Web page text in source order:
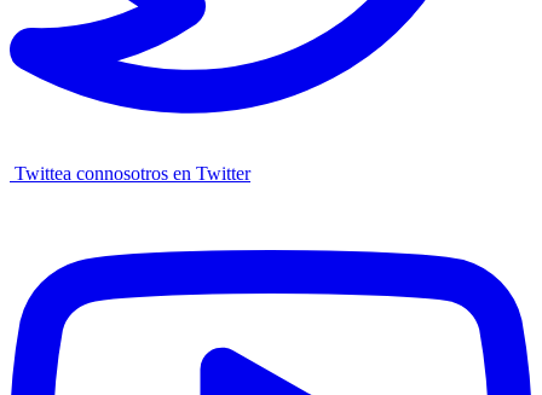
Twittea connosotros en Twitter